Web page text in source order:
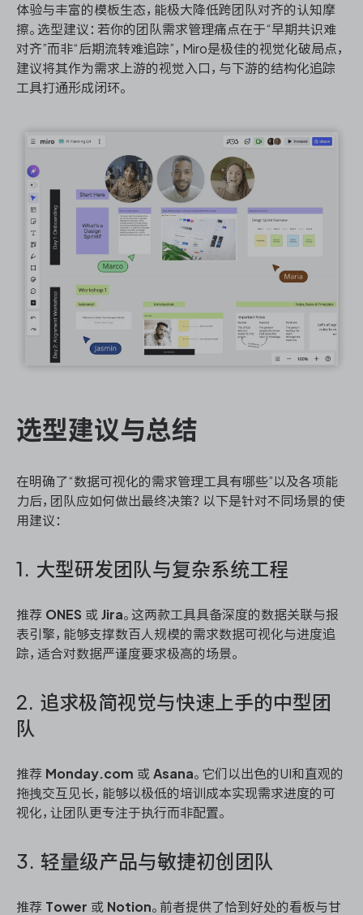
体验与丰富的模板生态，能极大降低跨团队对齐的认知摩
擦。选型建议：若你的团队需求管理痛点在于“早期共识难
对齐”而非“后期流转难追踪”，Miro是极佳的视觉化破局点，
建议将其作为需求上游的视觉入口，与下游的结构化追踪
工具打通形成闭环。
选型建议与总结
在明确了“数据可视化的需求管理工具有哪些”以及各项能
力后，团队应如何做出最终决策？以下是针对不同场景的使
用建议：
1. 大型研发团队与复杂系统工程
推荐 ONES 或 Jira。这两款工具具备深度的数据关联与报
表引擎，能够支撑数百人规模的需求数据可视化与进度追
踪，适合对数据严谨度要求极高的场景。
2. 追求极简视觉与快速上手的中型团
队
推荐 Monday.com 或 Asana。它们以出色的UI和直观的
拖拽交互见长，能够以极低的培训成本实现需求进度的可
视化，让团队更专注于执行而非配置。
3. 轻量级产品与敏捷初创团队
推荐 Tower 或 Notion。前者提供了恰到好处的看板与甘